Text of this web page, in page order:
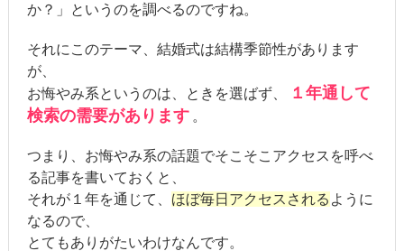
か？」というのを調べるのですね。
それにこのテーマ、結婚式は結構季節性があります
が、
お悔やみ系というのは、ときを選ばず、
１年通して
検索の需要があります 。
つまり、お悔やみ系の話題でそこそこアクセスを呼べ
る記事を書いておくと、
それが１年を通じて、 ほぼ毎日アクセスされる ように
なるので、
とてもありがたいわけなんです。